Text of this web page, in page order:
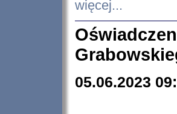
więcej...
05.06.2023